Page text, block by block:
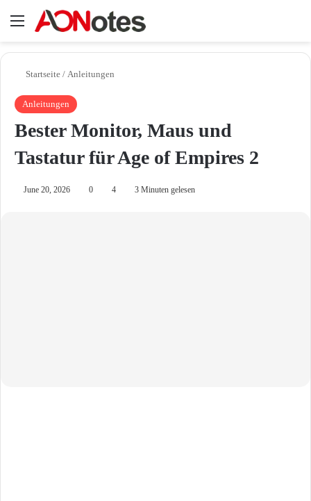
Menü
Startseite / Anleitungen
Anleitungen
Bester Monitor, Maus und
Tastatur für Age of Empires 2
June 20, 2026 0 4 3 Minuten gelesen